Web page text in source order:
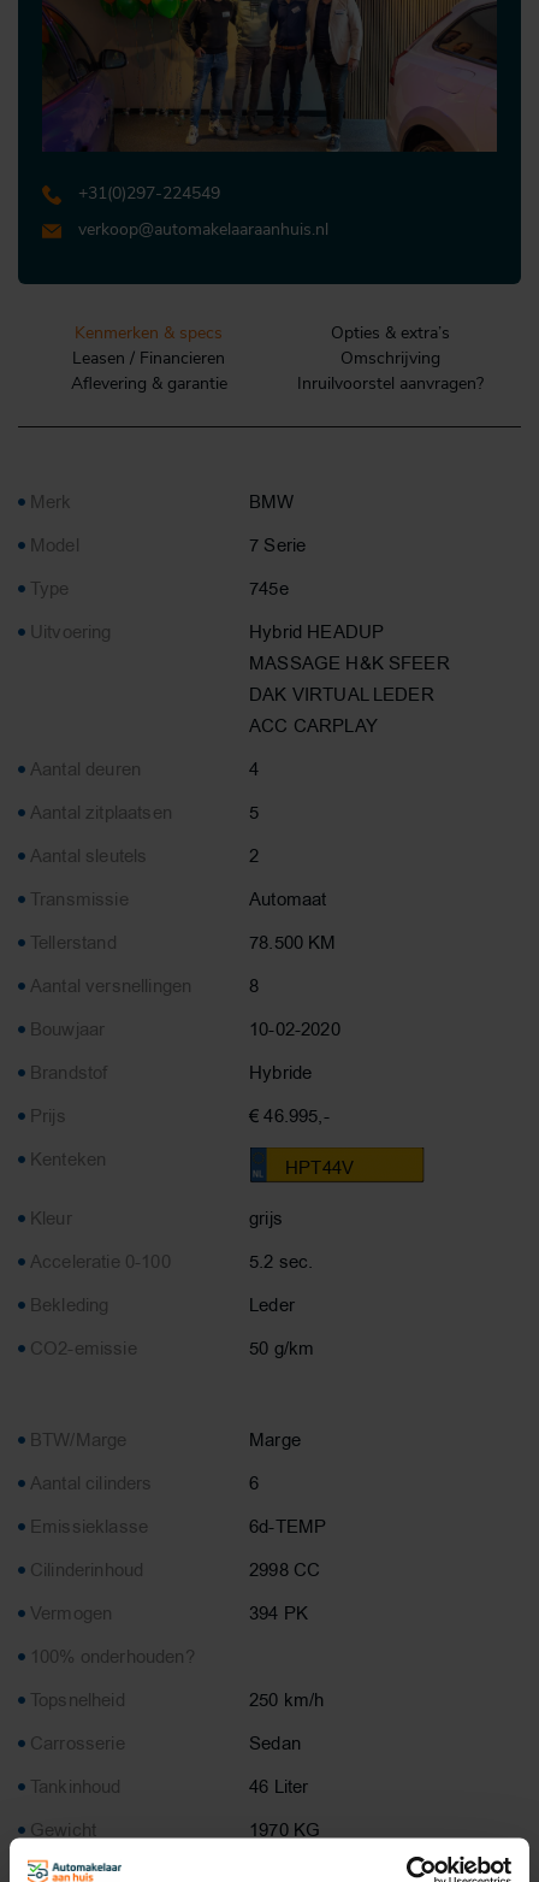
+31 (0)297-224549
verkoop@automakelaaraanhuis.nl
Kenmerken & specs
Opties & extra’s
Leasen / Financieren
Omschrijving
Aflevering & garantie
Inruilvoorstel aanvragen?
Merk
BMW
Model
7 Serie
Type
745e
Uitvoering
Hybrid HEADUP
MASSAGE H&K SFEER
DAK VIRTUAL LEDER
ACC CARPLAY
Aantal deuren
4
Aantal zitplaatsen
5
Aantal sleutels
2
Transmissie
Automaat
Tellerstand
78.500 KM
Aantal versnellingen
8
Bouwjaar
10-02-2020
Brandstof
Hybride
Prijs
€ 46.995,-
Kenteken
HPT44V
Kleur
grijs
Acceleratie 0-100
5.2 sec.
Bekleding
Leder
CO2-emissie
50 g/km
BTW/Marge
Marge
Aantal cilinders
6
Emissieklasse
6d-TEMP
Cilinderinhoud
2998 CC
Vermogen
394 PK
100% onderhouden?
Topsnelheid
250 km/h
Carrosserie
Sedan
Tankinhoud
46 Liter
Gewicht
1970 KG
Laadvermogen